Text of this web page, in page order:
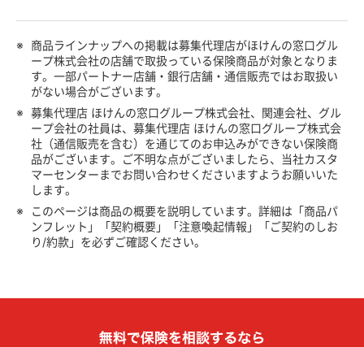
※
商品ラインナップへの掲載は募集代理店がほけんの窓口グル
ープ株式会社の店舗で取扱っている保険商品が対象となりま
す。一部パートナー店舗・銀行店舗・通信販売ではお取扱い
がない場合がございます。
※ 募集代理店 ほけんの窓口グループ株式会社、関連会社、グル
ープ会社の社員は、募集代理店 ほけんの窓口グループ株式会
社（通信販売を含む）を通じてのお申込みができない保険商
品がございます。ご不明な点がございましたら、当社カスタ
マーセンターまでお問い合わせくださいますようお願いいた
します。
※
このページは商品の概要を説明しています。詳細は「商品パ
ンフレット」「契約概要」「注意喚起情報」「ご契約のしお
り/約款」を必ずご確認ください。